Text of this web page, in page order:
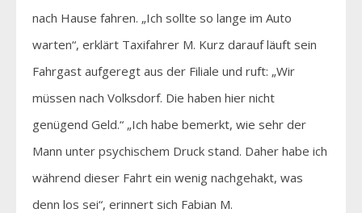
nach Hause fahren. „Ich sollte so lange im Auto
warten“, erklärt Taxifahrer M. Kurz darauf läuft sein
Fahrgast aufgeregt aus der Filiale und ruft: „Wir
müssen nach Volksdorf. Die haben hier nicht
genügend Geld.“ „Ich habe bemerkt, wie sehr der
Mann unter psychischem Druck stand. Daher habe ich
während dieser Fahrt ein wenig nachgehakt, was
denn los sei“, erinnert sich Fabian M.